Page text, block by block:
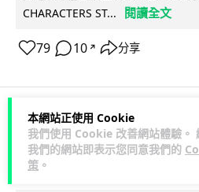
本網站正使用 Cookie
我們使用 Cookie 改善網站體驗。
我們的網站即表示您同意我們的
策 。
CHARACTERS ST...
閱讀全文
79 10 ↗ 分享
商業科技 資訊保安
Vin